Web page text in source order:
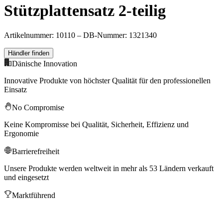
Stützplattensatz 2-teilig
Artikelnummer: 10110 – DB-Nummer: 1321340
Händler finden
Dänische Innovation
Innovative Produkte von höchster Qualität für den professionellen
Einsatz
No Compromise
Keine Kompromisse bei Qualität, Sicherheit, Effizienz und
Ergonomie
Barrierefreiheit
Unsere Produkte werden weltweit in mehr als 53 Ländern verkauft
und eingesetzt
Marktführend